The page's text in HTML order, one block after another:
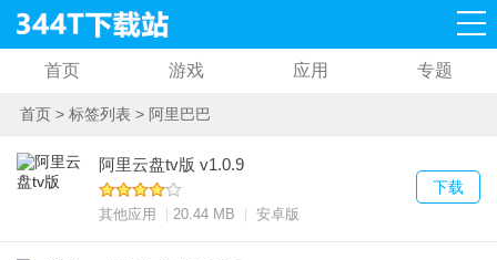
首页 游戏 应用 专题
首页> 标签列表 > 阿里巴巴
阿里云盘tv版 v1.0.9
其他应用 20.44 MB 安卓版
下载